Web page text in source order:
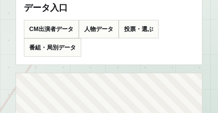
データ入口
CM出演者データ 人物データ 投票・選ぶ
番組・局別データ